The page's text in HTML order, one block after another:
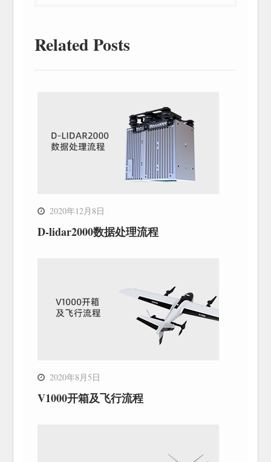
Related Posts
2020年12月8日
D-lidar2000数据处理流程
2020年8月5日
V1000开箱及飞行流程